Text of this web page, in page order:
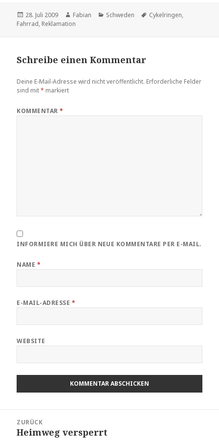
Veröffentlicht
am
28. Juli 2009 Autor
Fabian Kategorien
Schweden Schlagwörter
Cykelringen,
Fahrrad, Reklamation
Schreibe einen Kommentar
Deine E-Mail-Adresse wird nicht veröffentlicht. Erforderliche Felder
sind mit* markiert
KOMMENTAR*
INFORMIERE MICH ÜBER NEUE KOMMENTARE PER E-MAIL.
NAME *
E-MAIL-ADRESSE *
WEBSITE
ZURÜCK
Vorheriger
Heimweg versperrt